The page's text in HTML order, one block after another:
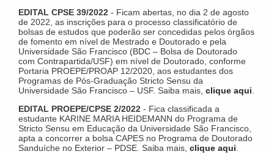
EDITAL CPSE 39/2022 - Ficam abertas, no dia 2 de agosto
de 2022, as inscrições para o processo classificatório de
bolsas de estudos que poderão ser concedidas pelos órgãos
de fomento em nível de Mestrado e Doutorado e pela
Universidade São Francisco (BDC – Bolsa de Doutorado
com Contrapartida/USF) em nível de Doutorado, conforme
Portaria PROEPE/PROAP 12/2020, aos estudantes dos
Programas de Pós-Graduação Stricto Sensu da
Universidade São Francisco – USF. Saiba mais, clique aqui.
EDITAL PROEPE/CPSE 2/2022 - Fica classificada a
estudante KARINE MARIA HEIDEMANN do Programa de
Stricto Sensu em Educação da Universidade São Francisco,
apta a concorrer a bolsa CAPES no Programa de Doutorado
Sanduíche no Exterior – PDSE. Saiba mais, clique aqui.